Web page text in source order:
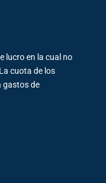
lucro en la cual no
cuota de los
gastos de